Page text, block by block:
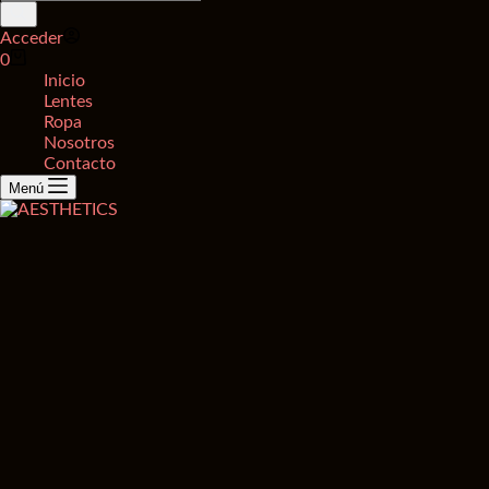
de
productos
Acceder
Carro
compra
0
Inicio
Lentes
Ropa
Nosotros
Contacto
Menú